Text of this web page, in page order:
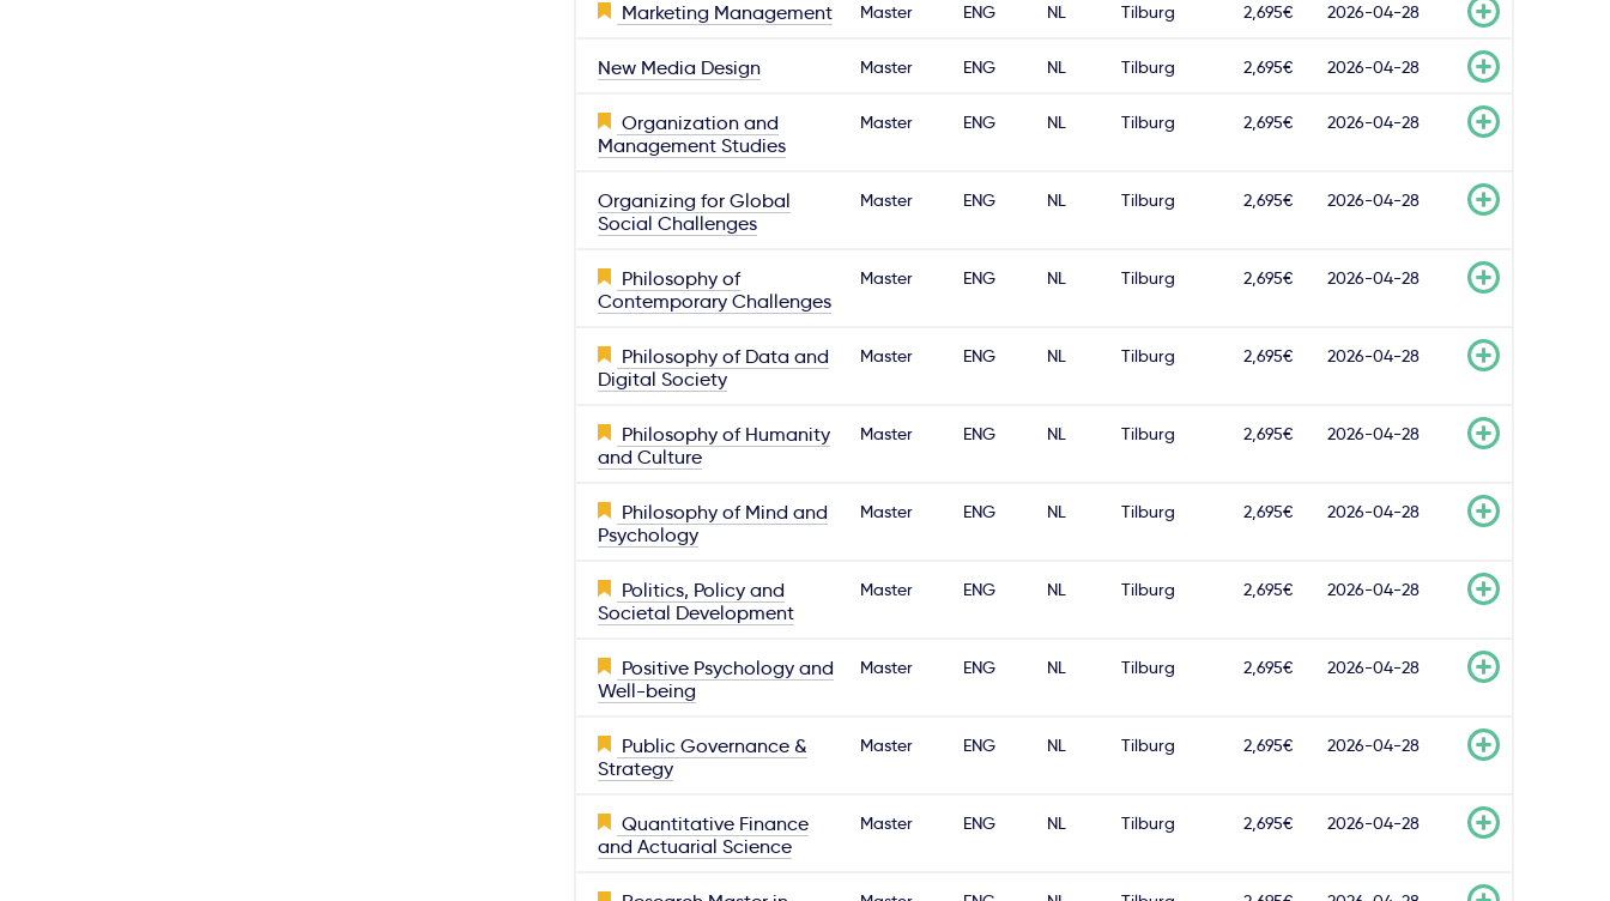
Marketing Management Master ENG NL Tilburg 2,695€ 2026-04-28
New Media Design Master ENG NL Tilburg 2,695€ 2026-04-28
Organization and
Management Studies
Master ENG NL Tilburg 2,695€ 2026-04-28
Organizing for Global
Social Challenges
Master ENG NL Tilburg 2,695€ 2026-04-28
Philosophy of
Contemporary Challenges
Master ENG NL Tilburg 2,695€ 2026-04-28
Philosophy of Data and
Digital Society
Master ENG NL Tilburg 2,695€ 2026-04-28
Philosophy of Humanity
and Culture
Master ENG NL Tilburg 2,695€ 2026-04-28
Philosophy of Mind and
Psychology
Master ENG NL Tilburg 2,695€ 2026-04-28
Politics, Policy and
Societal Development
Master ENG NL Tilburg 2,695€ 2026-04-28
Positive Psychology and
Well-being
Master ENG NL Tilburg 2,695€ 2026-04-28
Public Governance &
Strategy
Master ENG NL Tilburg 2,695€ 2026-04-28
Quantitative Finance
and Actuarial Science
Master ENG NL Tilburg 2,695€ 2026-04-28